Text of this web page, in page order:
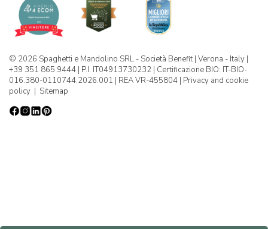
© 2026 Spaghetti e Mandolino SRL - Società Benefit | Verona - Italy |
+39 351 865 9444 | P.I. IT04913730232 | Certificazione BIO: IT-BIO-
016.380-0110744.2026.001 | REA VR-455804 | Privacy and cookie
policy | Sitemap